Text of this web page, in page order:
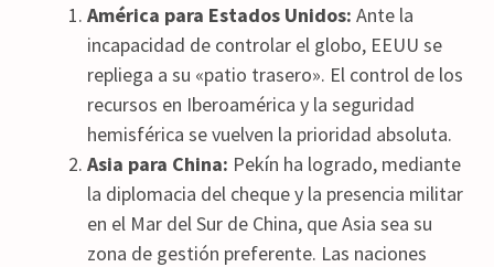
América para Estados Unidos: Ante la
incapacidad de controlar el globo, EEUU se
repliega a su «patio trasero». El control de los
recursos en Iberoamérica y la seguridad
hemisférica se vuelven la prioridad absoluta.
Asia para China: Pekín ha logrado, mediante
la diplomacia del cheque y la presencia militar
en el Mar del Sur de China, que Asia sea su
zona de gestión preferente. Las naciones